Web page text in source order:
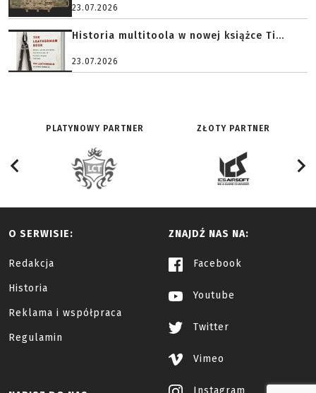
23.07.2026
Historia multitoola w nowej książce Ti...
23.07.2026
PLATYNOWY PARTNER ZŁOTY PARTNER
O SERWISIE:
Redakcja
Historia
Reklama i współpraca
Regulamin
ZNAJDŹ NAS NA:
Facebook
Youtube
Twitter
Vimeo